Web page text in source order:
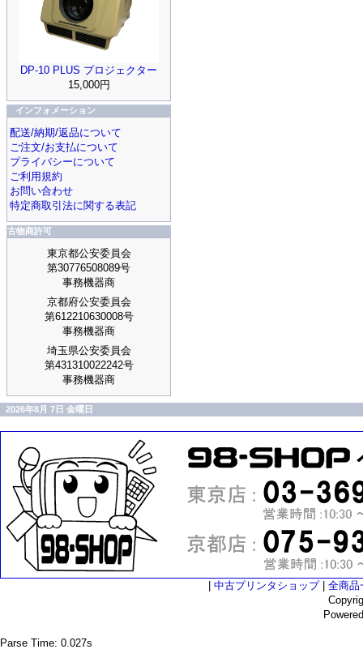
DP-10 PLUS プロジェクター
15,000円
インフォメーション
配送/納期/返品について
ご注文/お支払について
プライバシーについて
ご利用規約
お問い合わせ
特定商取引法に関する表記
古物商許可
東京都公安委員会
第30776508089号
事務機器商
京都府公安委員会
第612210630008号
事務機器商
埼玉県公安委員会
第431310022242号
事務機器商
2026年8月 7日 金曜日
中古プリンタショップ| 全商品
Parse Time: 0.027s